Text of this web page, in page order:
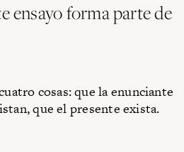
ensayo forma parte de
cosas: que la enunciante
que el presente exista.